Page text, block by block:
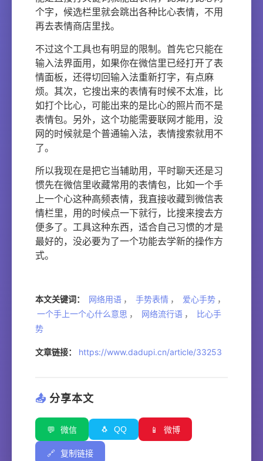
个字，候选栏里就会跳出各种比心表情，不用
再去表情商店里找。
不过这个工具也有明显的限制。首先它只能在
输入法界面用，如果你在微信里已经打开了表
情面板，还得切回输入法重新打字，有点麻
烦。其次，它搜出来的表情有时候不太准，比
如打个比心，可能出来的是比心的照片而不是
表情包。另外，这个功能需要联网才能用，没
网的时候就是个普通输入法，表情搜索就用不
了。
所以我现在是把它当辅助用，平时聊天还是习
惯先在微信里收藏常用的表情包，比如一个手
上一个心这种高频表情，我直接收藏到微信表
情栏里，用的时候点一下就行，比搜来搜去方
便多了。工具这种东西，适合自己习惯的才是
最好的，没必要为了一个功能去学新的操作方
式。
本文关键词： 网络用语 ， 手势表情 ， 爱心手势 ，
一个手上一个心什么意思 ， 网络流行语 ，
比心手
势
文章链接： https://www.dadupi.cn/article/33253
📤 分享本文
💬 微信 🐧 QQ 📱 微博
🔗 复制链接